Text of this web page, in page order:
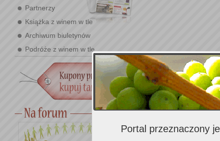
Partnerzy
Książka z winem w tle
Archiwum biuletynów
Podróże z winem w tle
Portal przeznaczony